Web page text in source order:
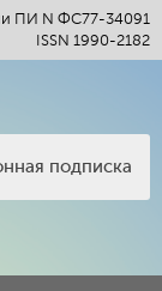
ПИ N ФС77-34091
ISSN 1990-2182
подписка